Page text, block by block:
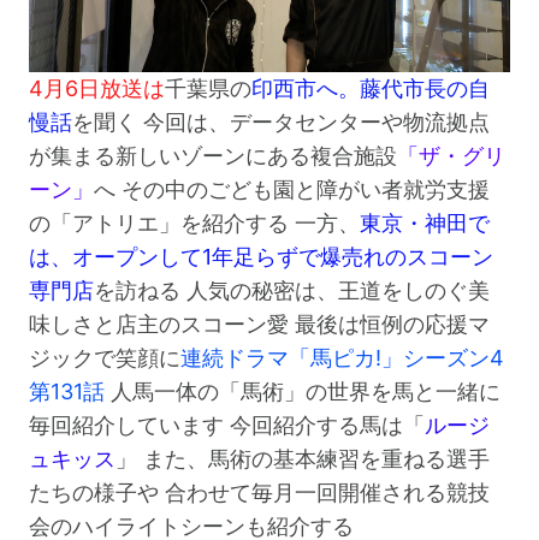
4月6日放送は千葉県の印西市へ。藤代市長の自
慢話を聞く 今回は、データセンターや物流拠点
が集まる新しいゾーンにある複合施設 「ザ・グリ
ーン」 へ その中のごども園と障がい者就労支援
の「アトリエ」を紹介する 一方、 東京・神田で
は、オープンして1年足らずで爆売れのスコーン
専門店を訪ねる 人気の秘密は、王道をしのぐ美
味しさと店主のスコーン愛 最後は恒例の応援マ
ジックで笑顔に連続ドラマ「馬ピカ!」シーズン4
第131話 人馬一体の「馬術」の世界を馬と一緒に
毎回紹介しています 今回紹介する馬は「ルージ
ュキッス 」 また、馬術の基本練習を重ねる選手
たちの様子や 合わせて毎月一回開催される競技
会のハイライトシーンも紹介する